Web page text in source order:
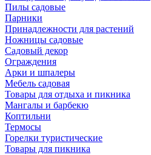
Пилы садовые
Парники
Принадлежности для растений
Ножницы садовые
Садовый декор
Ограждения
Арки и шпалеры
Мебель садовая
Товары для отдыха и пикника
Мангалы и барбекю
Коптильни
Термосы
Горелки туристические
Товары для пикника